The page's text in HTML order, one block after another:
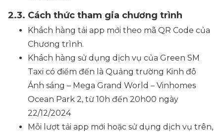
2.3. Cách thức tham gia chương trình
Khách hàng tải app mới theo mã QR Code của
Chương trình.
Khách hàng sử dụng dịch vụ của Green SM
Taxi có điểm đến là Quảng trường Kinh đô
Ánh sáng – Mega Grand World – Vinhomes
Ocean Park 2, từ 10h đến 20h00 ngày
22/12/2024
Mỗi lượt tải app mới hoặc sử dụng dịch vụ trên,